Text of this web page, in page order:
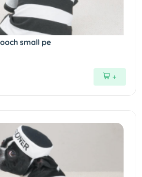
small pe
+